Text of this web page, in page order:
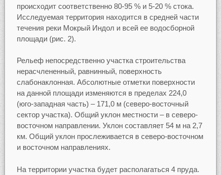
происходит соответственно 80-95 % и 5-20 % стока.
Исследуемая территория находится в средней части
течения реки Мокрый Индол и всей ее водосборной
площади (рис. 2).
Рельеф непосредственно участка строительства
нерасчлененный, равнинный, поверхность
слабонаклонная. Абсолютные отметки поверхности
на данной площади изменяются в пределах 224,0
(юго-западная часть) – 171,0 м (северо-восточный
сектор участка). Общий уклон местности – в северо-
восточном направлении. Уклон составляет 54 м на 2,7
км. Общий уклон прослеживается в северо-восточном
и восточном направлениях.
На территории участка будет располагаться 4 пруда.